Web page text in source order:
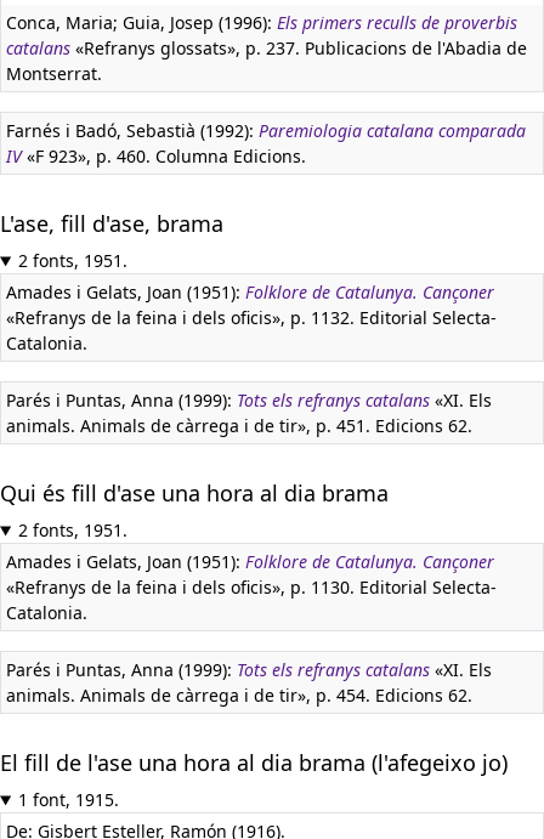
Conca, Maria; Guia, Josep (1996): Els primers reculls de proverbis
catalans «Refranys glossats», p. 237. Publicacions de l'Abadia de
Montserrat.
Farnés i Badó, Sebastià (1992): Paremiologia catalana comparada
IV«F 923», p. 460. Columna Edicions.
L'ase, fill d'ase, brama
2 fonts, 1951.
Amades i Gelats, Joan (1951): Folklore de Catalunya. Cançoner
«Refranys de la feina i dels oficis», p. 1132. Editorial Selecta-
Catalonia.
Parés i Puntas, Anna (1999): Tots els refranys catalans «XI. Els
animals. Animals de càrrega i de tir», p. 451. Edicions 62.
Qui és fill d'ase una hora al dia brama
2 fonts, 1951.
Amades i Gelats, Joan (1951): Folklore de Catalunya. Cançoner
«Refranys de la feina i dels oficis», p. 1130. Editorial Selecta-
Catalonia.
Parés i Puntas, Anna (1999): Tots els refranys catalans «XI. Els
animals. Animals de càrrega i de tir», p. 454. Edicions 62.
El fill de l'ase una hora al dia brama (l'afegeixo jo)
1 font, 1915.
De: Gisbert Esteller, Ramón (1916).